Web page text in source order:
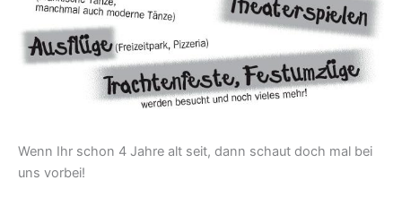
Wenn Ihr schon 4 Jahre alt seit, dann schaut doch mal bei
uns vorbei!